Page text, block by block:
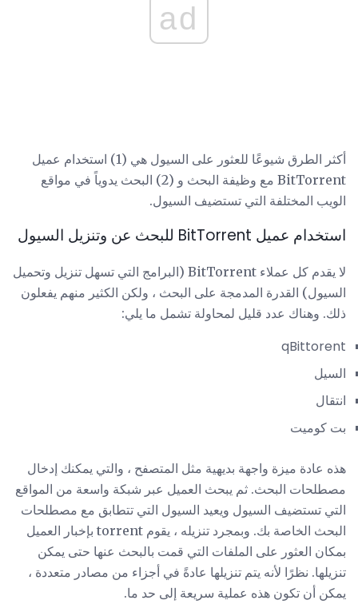
ad
أكثر الطرق شيوعًا للعثور على السيول هي (1) استخدام عميل
BitTorrent مع وظيفة البحث و (2) البحث يدوياً في مواقع
الويب المختلفة التي تستضيف السيول.
استخدام عميل BitTorrent للبحث عن وتنزيل السيول
لا يقدم كل عملاء BitTorrent (البرامج التي تسهل تنزيل وتحميل
السيول) القدرة المدمجة على البحث ، ولكن الكثير منهم يفعلون
ذلك. وهناك عدد قليل لمحاولة تشمل ما يلي:
qBittorent
السيل
انتقال
بت كوميت
هذه عادة ميزة واجهة بديهية مثل المتصفح ، والتي يمكنك إدخال
مصطلحات البحث. ثم يبحث العميل عبر شبكة واسعة من المواقع
التي تستضيف السيول ويعيد السيول التي تتطابق مع مصطلحات
البحث الخاصة بك. وبمجرد تنزيله ، يقوم torrent بإخبار العميل
بمكان العثور على الملفات التي قمت بالبحث عنها حتى يمكن
تنزيلها. نظرًا لأنه يتم تنزيلها عادةً في أجزاء من مصادر متعددة ،
يمكن أن تكون هذه عملية سريعة إلى حد ما.